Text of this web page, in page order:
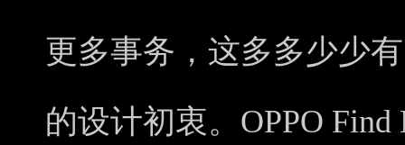
更多事务，这多多少少
的设计初衷。OPPO